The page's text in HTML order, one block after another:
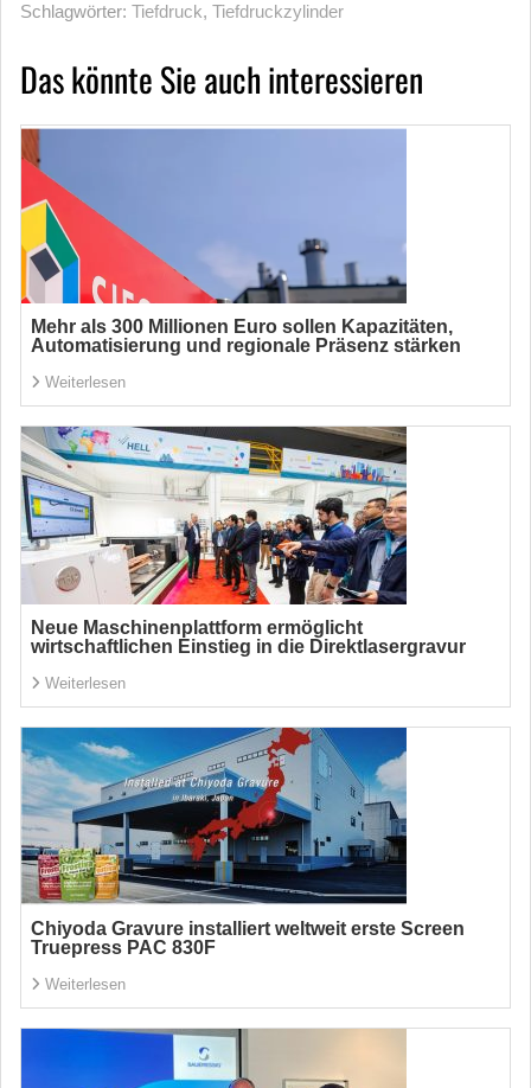
Schlagwörter: Tiefdruck, Tiefdruckzylinder
Das könnte Sie auch interessieren
Mehr als 300 Millionen Euro sollen Kapazitäten,
Automatisierung und regionale Präsenz stärken
Weiterlesen
Neue Maschinenplattform ermöglicht
wirtschaftlichen Einstieg in die Direktlasergravur
Weiterlesen
Chiyoda Gravure installiert weltweit erste Screen
Truepress PAC 830F
Weiterlesen